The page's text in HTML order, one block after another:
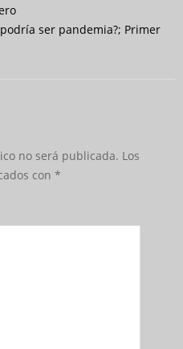
ser pandemia?; Primer
no será publicada. Los
con *